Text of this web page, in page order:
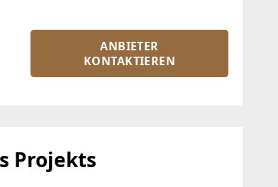
ANBIETER
KONTAKTIEREN
Projekts